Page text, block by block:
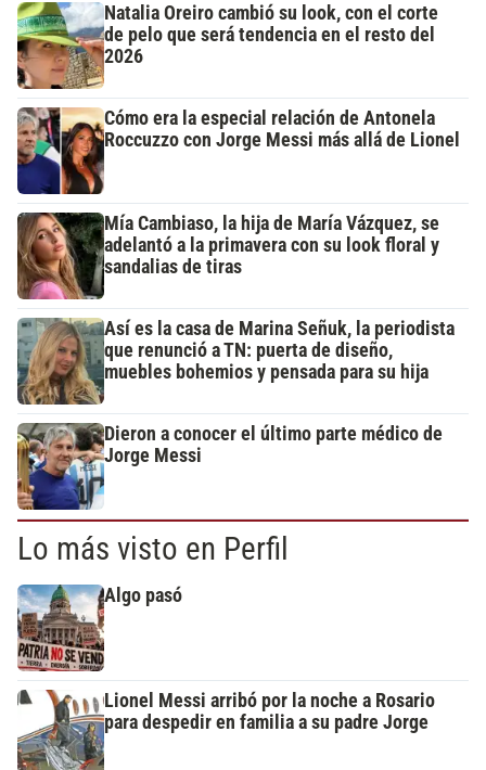
Natalia Oreiro cambió su look, con el corte
de pelo que será tendencia en el resto del
2026
Cómo era la especial relación de Antonela
Roccuzzo con Jorge Messi más allá de Lionel
Mía Cambiaso, la hija de María Vázquez, se
adelantó a la primavera con su look floral y
sandalias de tiras
Así es la casa de Marina Señuk, la periodista
que renunció a TN: puerta de diseño,
muebles bohemios y pensada para su hija
Dieron a conocer el último parte médico de
Jorge Messi
Lo más visto en Perfil
Algo pasó
Lionel Messi arribó por la noche a Rosario
para despedir en familia a su padre Jorge